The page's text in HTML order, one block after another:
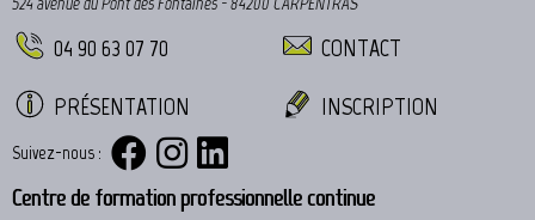
04 90 63 07 70 CONTACT
PRÉSENTATION INSCRIPTION
Suivez-nous :
Centre de formation professionnelle continue